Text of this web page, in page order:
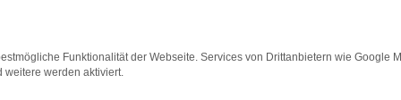
paar Tipps, die dir helfen können:
Funktionalität der Webseite. Services von Drittanbietern wie Google
weitere werden aktiviert.